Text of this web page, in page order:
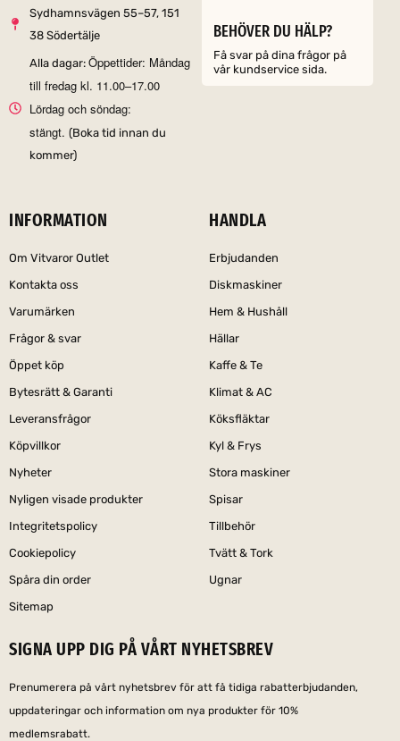
Sydhamnsvägen 55–57, 151
38 Södertälje
Alla dagar: Öppettider: Måndag
till fredag kl. 11.00–17.00
Lördag och söndag:
stängt. (Boka tid innan du
kommer)
BEHÖVER DU HÄLP?
Få svar på dina frågor på
vår kundservice sida.
INFORMATION
Om Vitvaror Outlet
Kontakta oss
Varumärken
Frågor & svar
Öppet köp
Bytesrätt & Garanti
Leveransfrågor
Köpvillkor
Nyheter
Nyligen visade produkter
Integritetspolicy
Cookiepolicy
Spåra din order
Sitemap
HANDLA
Erbjudanden
Diskmaskiner
Hem & Hushåll
Hällar
Kaffe & Te
Klimat & AC
Köksfläktar
Kyl & Frys
Stora maskiner
Spisar
Tillbehör
Tvätt & Tork
Ugnar
SIGNA UPP DIG PÅ VÅRT NYHETSBREV
Prenumerera på vårt nyhetsbrev för att få tidiga rabatterbjudanden,
uppdateringar och information om nya produkter för 10%
medlemsrabatt.